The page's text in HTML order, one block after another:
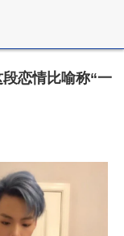
恋情比喻称“一